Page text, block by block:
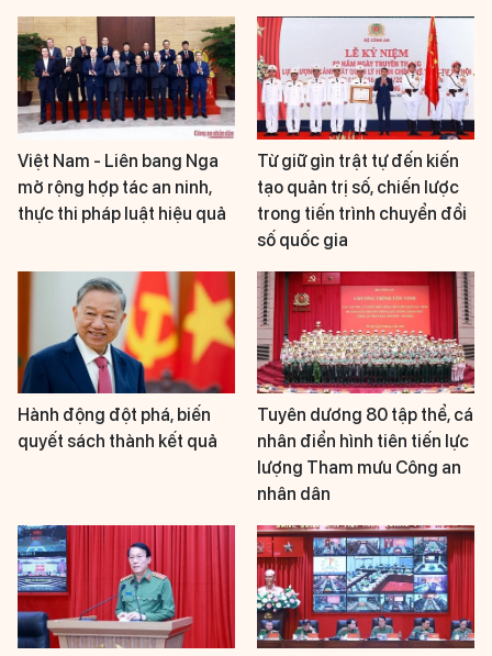
Việt Nam - Liên bang Nga
mở rộng hợp tác an ninh,
thực thi pháp luật hiệu quả
Từ giữ gìn trật tự đến kiến
tạo quản trị số, chiến lược
trong tiến trình chuyển đổi
số quốc gia
Hành động đột phá, biến
quyết sách thành kết quả
Tuyên dương 80 tập thể, cá
nhân điển hình tiên tiến lực
lượng Tham mưu Công an
nhân dân